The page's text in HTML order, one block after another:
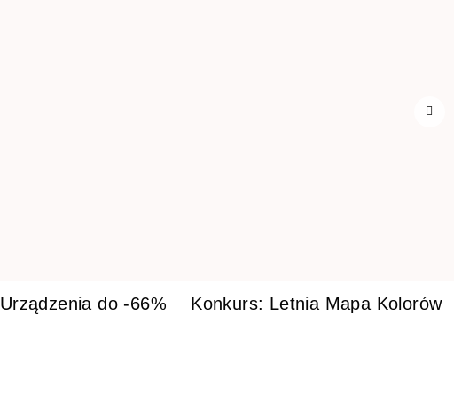
Urządzenia do -66% Konkurs: Letnia Mapa Kolorów